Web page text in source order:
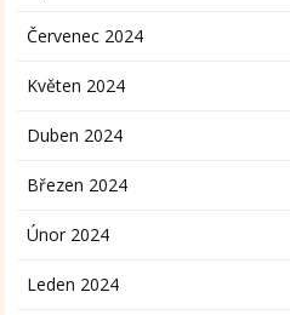
Červenec 2024
Květen 2024
Duben 2024
Březen 2024
Únor 2024
Leden 2024